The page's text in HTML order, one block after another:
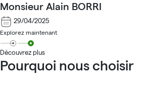
Monsieur Alain BORRI
29/04/2025
Explorez maintenant
Découvrez plus
Pourquoi nous choisir